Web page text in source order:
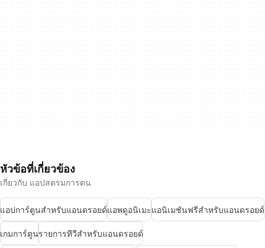
หัวข้อที่เกี่ยวข้อง
เกี่ยวกับ แอปสตรมการตน
แอปการ์ตูนสำหรับแอนดรอยด์แอพดูอนิเมะแอนิเมชันฟรีสำหรับแอนดรอยด์
เกมการ์ตูนรายการทีวีสำหรับแอนดรอยด์